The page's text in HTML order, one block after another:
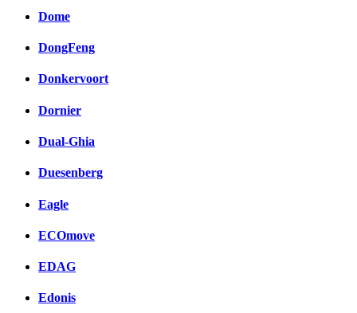
Dome
DongFeng
Donkervoort
Dornier
Dual-Ghia
Duesenberg
Eagle
ECOmove
EDAG
Edonis